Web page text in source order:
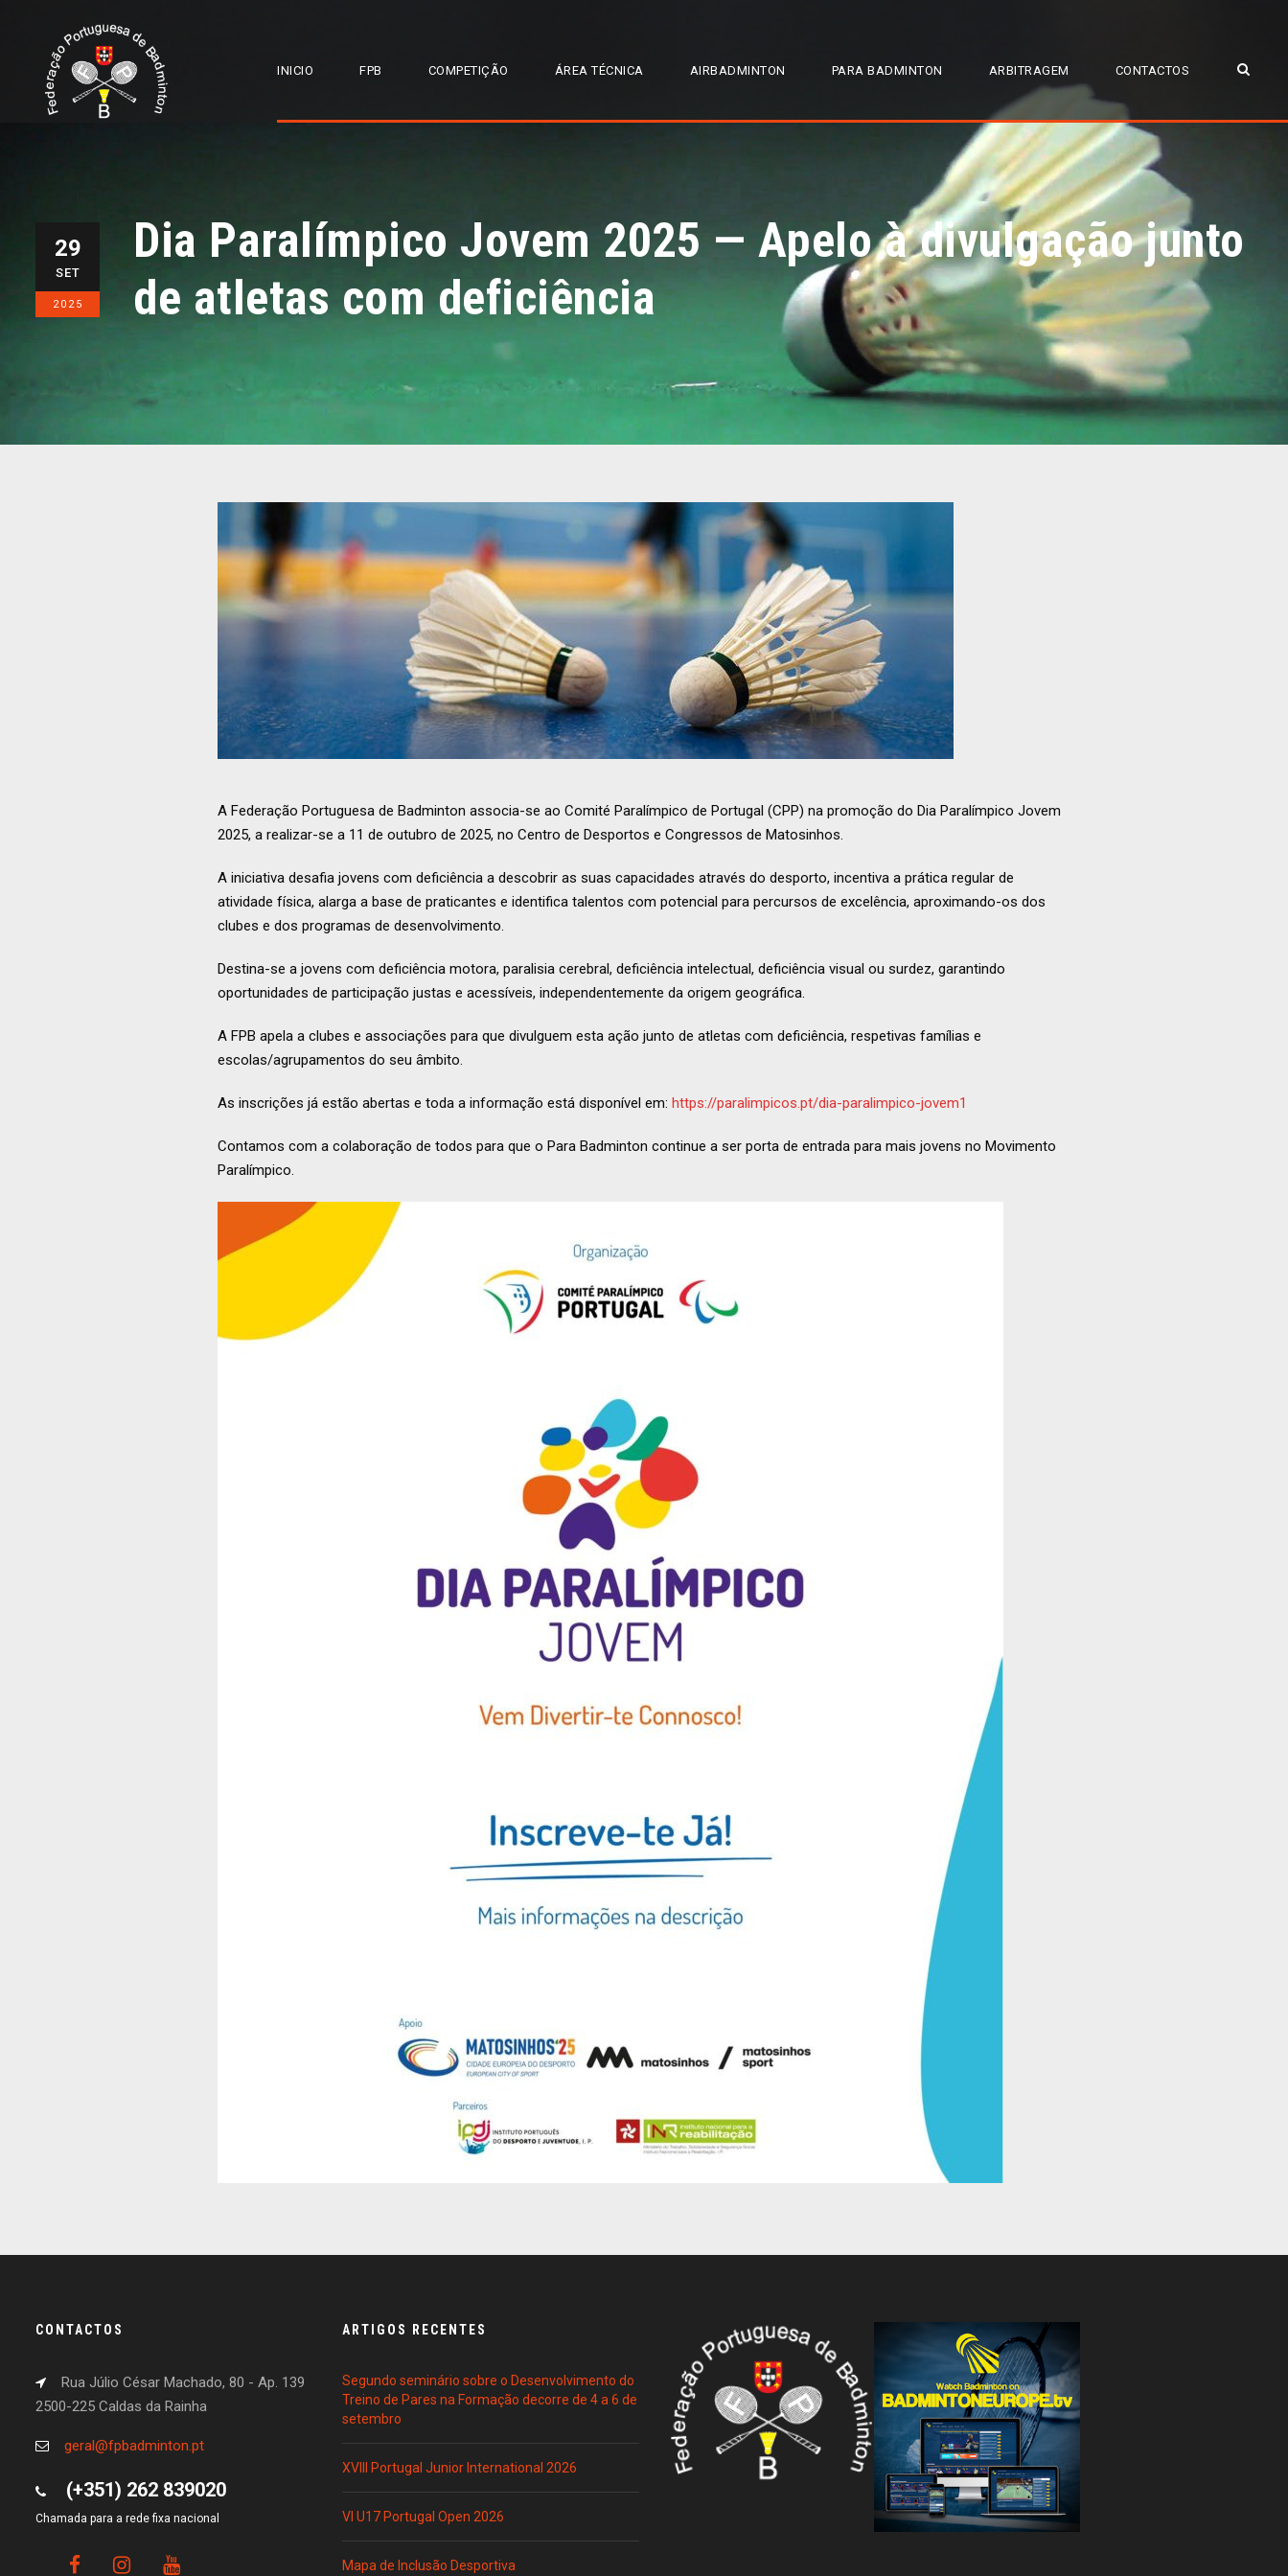
INICIO FPB COMPETIÇÃO ÁREA TÉCNICA AIRBADMINTON PARA BADMINTON ARBITRAGEM CONTACTOS
29
SET
2025
Dia Paralímpico Jovem 2025 — Apelo à divulgação junto
de atletas com deficiência
A Federação Portuguesa de Badminton associa-se ao Comité Paralímpico de Portugal (CPP) na promoção do Dia Paralímpico Jovem
2025, a realizar-se a 11 de outubro de 2025, no Centro de Desportos e Congressos de Matosinhos.
A iniciativa desafia jovens com deficiência a descobrir as suas capacidades através do desporto, incentiva a prática regular de
atividade física, alarga a base de praticantes e identifica talentos com potencial para percursos de excelência, aproximando-os dos
clubes e dos programas de desenvolvimento.
Destina-se a jovens com deficiência motora, paralisia cerebral, deficiência intelectual, deficiência visual ou surdez, garantindo
oportunidades de participação justas e acessíveis, independentemente da origem geográfica.
A FPB apela a clubes e associações para que divulguem esta ação junto de atletas com deficiência, respetivas famílias e
escolas/agrupamentos do seu âmbito.
As inscrições já estão abertas e toda a informação está disponível em: https://paralimpicos.pt/dia-paralimpico-jovem1
Contamos com a colaboração de todos para que o Para Badminton continue a ser porta de entrada para mais jovens no Movimento
Paralímpico.
CONTACTOS
Rua Júlio César Machado, 80 - Ap. 139
2500-225 Caldas da Rainha
geral@fpbadminton.pt
(+351) 262 839020
Chamada para a rede fixa nacional
ARTIGOS RECENTES
Segundo seminário sobre o Desenvolvimento do
Treino de Pares na Formação decorre de 4 a 6 de
setembro
XVIII Portugal Junior International 2026
VI U17 Portugal Open 2026
Mapa de Inclusão Desportiva